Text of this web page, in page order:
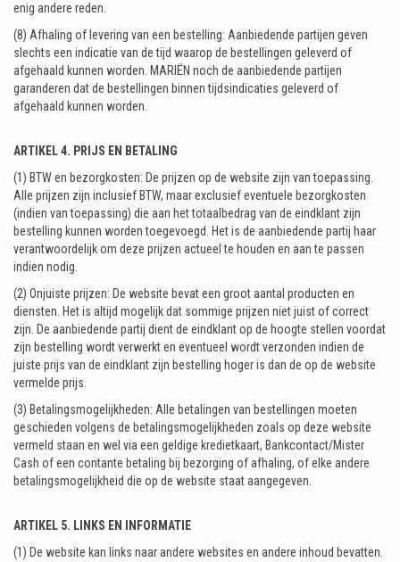
enig andere reden.
(8) Afhaling of levering van een bestelling: Aanbiedende partijen geven
slechts een indicatie van de tijd waarop de bestellingen geleverd of
afgehaald kunnen worden. MARIËN noch de aanbiedende partijen
garanderen dat de bestellingen binnen tijdsindicaties geleverd of
afgehaald kunnen worden.
ARTIKEL 4. PRIJS EN BETALING
(1) BTW en bezorgkosten: De prijzen op de website zijn van toepassing.
Alle prijzen zijn inclusief BTW, maar exclusief eventuele bezorgkosten
(indien van toepassing) die aan het totaalbedrag van de eindklant zijn
bestelling kunnen worden toegevoegd. Het is de aanbiedende partij haar
verantwoordelijk om deze prijzen actueel te houden en aan te passen
indien nodig.
(2) Onjuiste prijzen: De website bevat een groot aantal producten en
diensten. Het is altijd mogelijk dat sommige prijzen niet juist of correct
zijn. De aanbiedende partij dient de eindklant op de hoogte stellen voordat
zijn bestelling wordt verwerkt en eventueel wordt verzonden indien de
juiste prijs van de eindklant zijn bestelling hoger is dan de op de website
vermelde prijs.
(3) Betalingsmogelijkheden: Alle betalingen van bestellingen moeten
geschieden volgens de betalingsmogelijkheden zoals op deze website
vermeld staan en wel via een geldige kredietkaart, Bankcontact/Mister
Cash of een contante betaling bij bezorging of afhaling, of elke andere
betalingsmogelijkheid die op de website staat aangegeven.
ARTIKEL 5. LINKS EN INFORMATIE
(1) De website kan links naar andere websites en andere inhoud bevatten.